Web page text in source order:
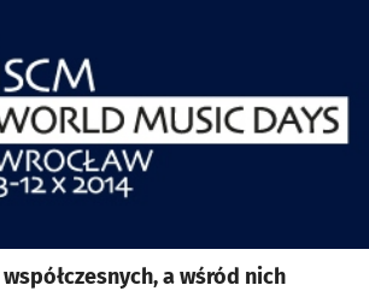
a wśród nich